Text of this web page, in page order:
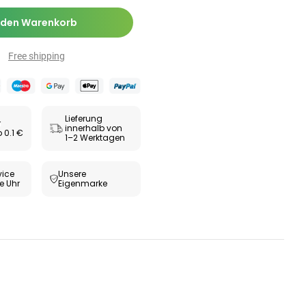
zur
Wert-
€ 17,47 € -26%
extra
€8,09 € -5%
Warenkorb
Free shipping
€
Lieferung
innerhalb von
1–2 Werktagen
Uhr
Unsere
Eigenmarke